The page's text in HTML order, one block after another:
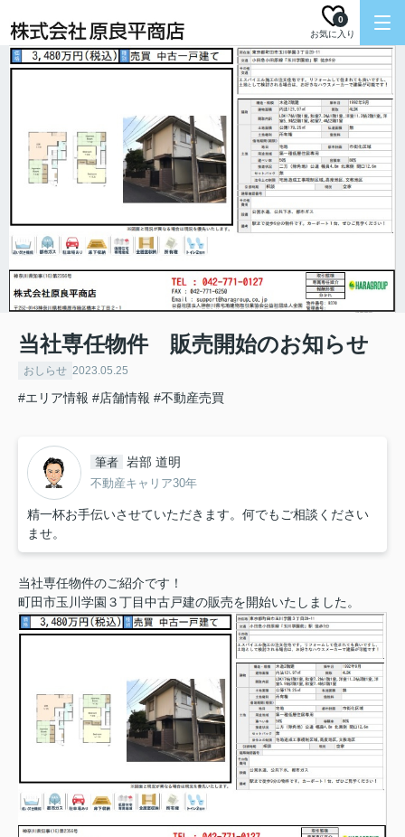
お気に入り
0
当社専任物件 販売開始のお知らせ
おしらせ 2023.05.25
#エリア情報 #店舗情報 #不動産売買
筆者 岩部 道明
不動産キャリア30年
精一杯お手伝いさせていただきます。何でもご相談ください
ませ。
当社専任物件のご紹介です！
町田市玉川学園３丁目中古戸建の販売を開始いたしました。